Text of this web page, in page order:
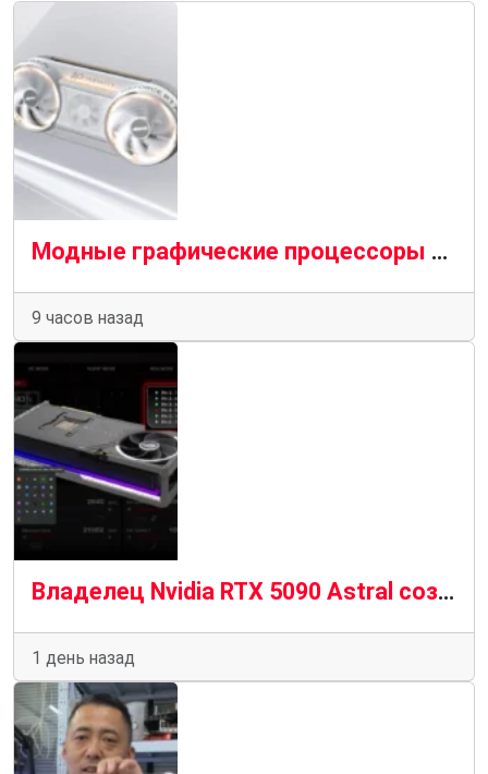
Модные графические процессоры Aorus Infinity от Gigabyte поступают на полки магазинов с огромным успехом
9 часов назад
Владелец Nvidia RTX 5090 Astral создает инструмент для выключения ПК до того, как сгорит кабель 12 В-2×6
1 день назад